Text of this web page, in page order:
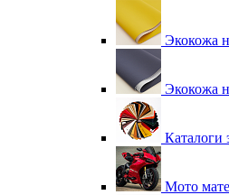
Экокожа
Экокожа
Каталоги
Мото